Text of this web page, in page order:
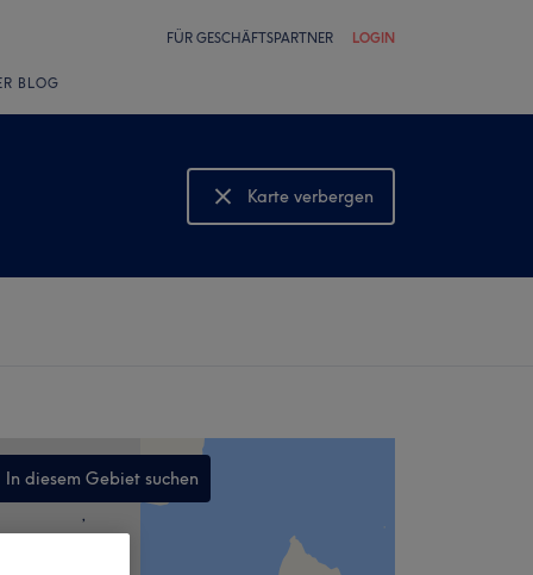
FÜR GESCHÄFTSPARTNER LOGIN
BLOG
Karte verbergen
Karte anzeigen
In diesem Gebiet suchen
,